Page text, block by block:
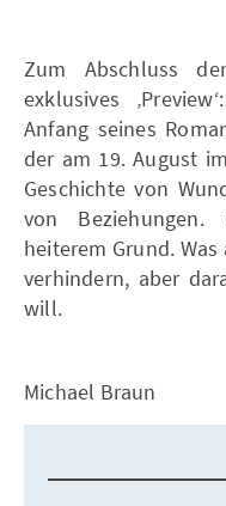
Zum Abschluss
exklusives
Anfang seines
der am 19. August
Geschichte von
von
heiterem Grund.
verhindern, aber
will.
Michael Braun